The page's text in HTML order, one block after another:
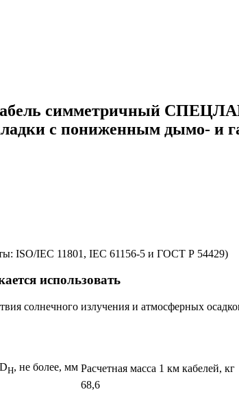
симметричный
с пониженным дымо- и
ISO/IEC 11801, IEC 61156-5 и ГОСТ Р 54429)
использовать
солнечного излучения и атмосферных
H, не более, мм Расчетная масса 1 км кабелей, кг
68,6